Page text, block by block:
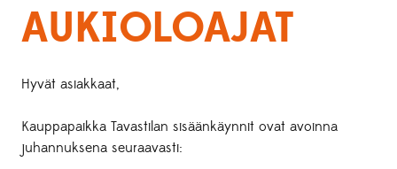
AUKIOLOAJAT
Hyvät asiakkaat,
Kauppapaikka Tavastilan sisäänkäynnit ovat avoinna
juhannuksena seuraavasti: